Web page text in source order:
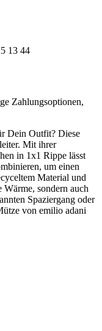
13 44
Zahlungsoptionen,
Dein Outfit? Diese
Mit ihrer
in 1x1 Rippe lässt
um einen
Material und
sondern auch
Spaziergang oder
von emilio adani